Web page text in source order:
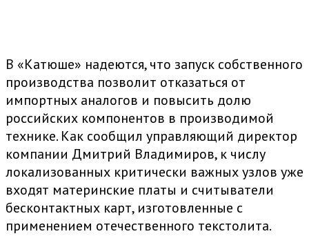
В «Катюше» надеются, что запуск собственного
производства позволит отказаться от
импортных аналогов и повысить долю
российских компонентов в производимой
технике. Как сообщил управляющий директор
компании Дмитрий Владимиров, к числу
локализованных критически важных узлов уже
входят материнские платы и считыватели
бесконтактных карт, изготовленные с
применением отечественного текстолита.